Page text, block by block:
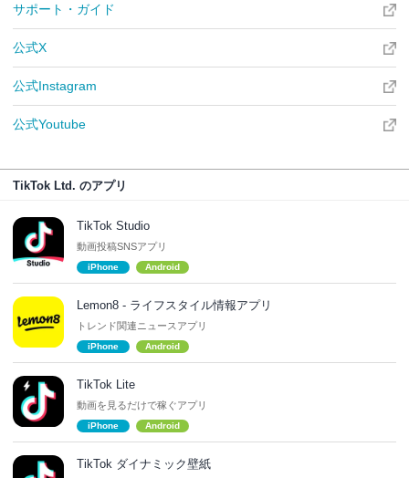
サポート・ガイド
公式X
公式Instagram
公式Youtube
TikTok Ltd. のアプリ
TikTok Studio
動画投稿SNSアプリ
iPhone Android
Lemon8 - ライフスタイル情報アプリ
トレンド関連ニュースアプリ
iPhone Android
TikTok Lite
動画を見るだけで稼ぐアプリ
iPhone Android
TikTok ダイナミック壁紙